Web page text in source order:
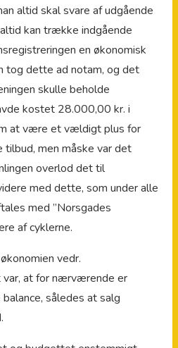
altid skal svare af udgående
kan trække indgående
en økonomisk
tog dette ad notam, og det
skulle beholde
kostet 28.000,00 kr. i
at være et vældigt plus for
men måske var det
overlod det til
med dette, som under alle
med ”Norsgades
af cyklerne.
vedr.
at for nærværende er
således at salg